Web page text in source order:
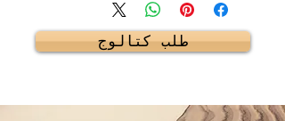
طلب كتالوج